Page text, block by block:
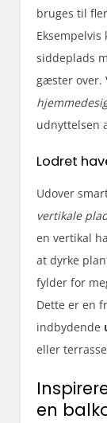
bruges til
siddeplads
gæster over.
udnyttelsen
Lodret
Udover
vertikale
en vertikal
at dyrke
fylder for
Dette er en
indbydende
eller
en